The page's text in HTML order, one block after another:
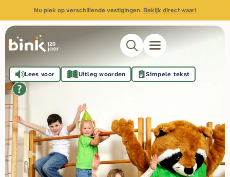
Nu plek op verschillende vestigingen. Bekijk direct waar!
Lees voor Uitleg woorden Simpele tekst